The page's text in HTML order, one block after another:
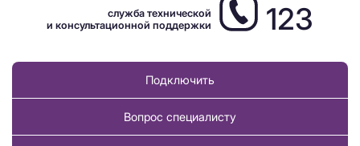
служба технической
и консультационной поддержки
123
Подключить
Вопрос специалисту